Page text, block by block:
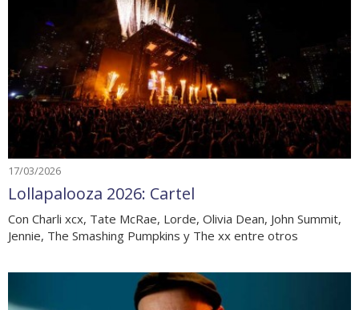
17/03/2026
Lollapalooza 2026: Cartel
Con Charli xcx, Tate McRae, Lorde, Olivia Dean, John Summit,
Jennie, The Smashing Pumpkins y The xx entre otros